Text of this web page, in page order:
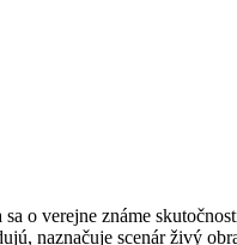
o verejne známe
naznačuje scenár živý